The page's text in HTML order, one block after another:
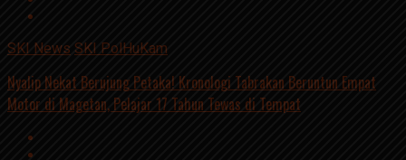
SKI News SKI PolHuKam
Nyalip Nekat Berujung Petaka! Kronologi Tabrakan Beruntun Empat
Motor di Magetan, Pelajar 17 Tahun Tewas di Tempat